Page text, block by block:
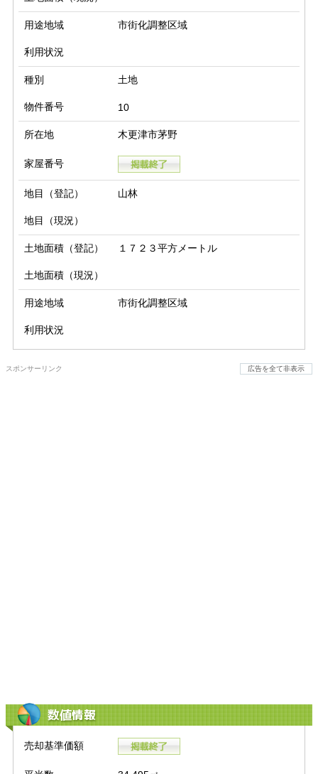
用途地域 市街化調整区域
利用状況
種別 土地
物件番号 10
所在地 木更津市茅野
家屋番号
地目（登記） 山林
地目（現況）
土地面積（登記） １７２３平方メートル
土地面積（現況）
用途地域 市街化調整区域
利用状況
スポンサーリンク 広告を全て非表示
数値情報
売却基準価額